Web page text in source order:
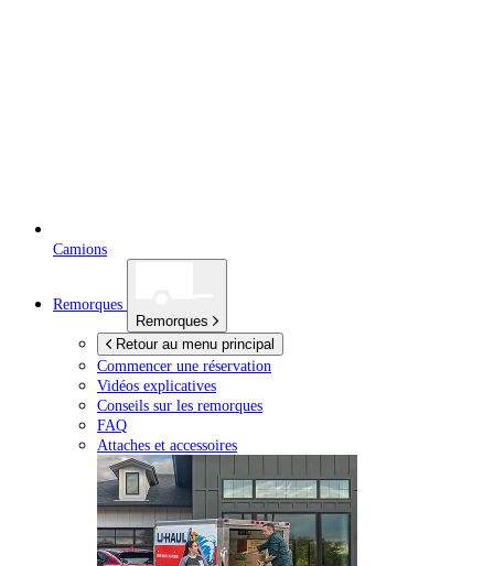
Camions
Remorques
Remorques
Retour au menu principal
Commencer une réservation
Vidéos explicatives
Conseils sur les remorques
FAQ
Attaches et accessoires